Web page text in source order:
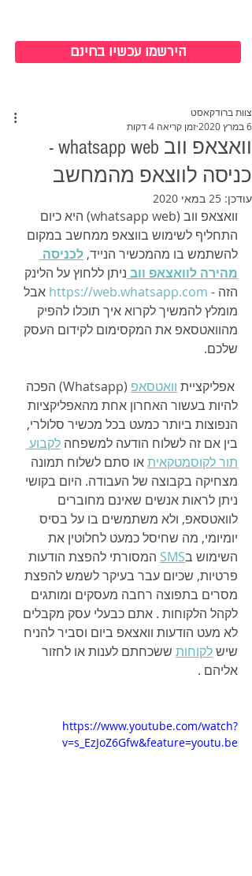
הירשמו עכשיו בחינם
וואצאפ ווב whatsapp web -
כניסה לווצאפ מהמחשב
צוות ברודקאסט
6 במרץ 2020
זמן קריאה 4 דקות
עודכן: 25 במאי 2020
וואצאפ ווב (whatsapp web) היא כיום
התחליף לשימוש בווצאפ ממחשב במקום
להשתמש בו מהמכשיר הנייד, לכניסה
מהירה לוואצאפ ווב ניתן ללחוץ על הלינק
הזה - https://web.whatsapp.com אבל
מומלץ להמשיך לקרוא איך תוכלו להפיק
מהוואטסאפ את המקסימום לקידום העסק
שלכם.
וואטסאפ
(Whatsapp) הפכה
להיות בעשור האחרון אחת מהאפליקציות
הנפוצות ביותר כמעט בכל מכשיר סלולרי,
בין אם זה לשלוח הודעה למשפחה לקבוע
תור לקוסמטקאית או סתם לשלוח תמונה
מצחיקה בקבוצה של העבודה. היום בקושי
ניתן לראות אנשים שאינם מחוברים
לוואטסאפ, ולא משתמשים בו על בסיס
יומיומי, מה שחיסל כמעט לחלוטין את
השימוש בSMS המסורתי להפצת הודעות
פרטיות, שכיום עבר בעיקר לשמש להפצת
מסרים בתפוצה רחבה מעסקים ומותגים
לקהל הלקוחות . אתם כבעלי עסק מקבלים
לא מעט הודעות וואצאפ ביום וסביר להניח
שיש לקוחות ששכחתם לענות או לחזור
אליהם .
https://www.youtube.com/watch?
v=s_EzJoZ6Gfw&feature=youtu.be